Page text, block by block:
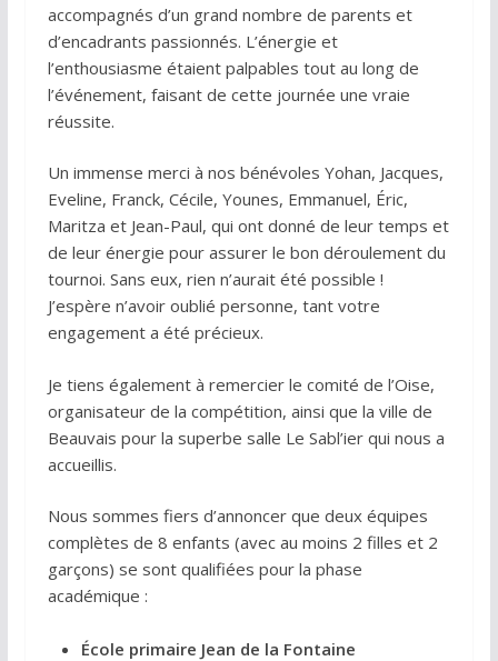
accompagnés d’un grand nombre de parents et
d’encadrants passionnés. L’énergie et
l’enthousiasme étaient palpables tout au long de
l’événement, faisant de cette journée une vraie
réussite.
Un immense merci à nos bénévoles Yohan, Jacques,
Eveline, Franck, Cécile, Younes, Emmanuel, Éric,
Maritza et Jean-Paul, qui ont donné de leur temps et
de leur énergie pour assurer le bon déroulement du
tournoi. Sans eux, rien n’aurait été possible !
J’espère n’avoir oublié personne, tant votre
engagement a été précieux.
Je tiens également à remercier le comité de l’Oise,
organisateur de la compétition, ainsi que la ville de
Beauvais pour la superbe salle Le Sabl’ier qui nous a
accueillis.
Nous sommes fiers d’annoncer que deux équipes
complètes de 8 enfants (avec au moins 2 filles et 2
garçons) se sont qualifiées pour la phase
académique :
École primaire Jean de la Fontaine